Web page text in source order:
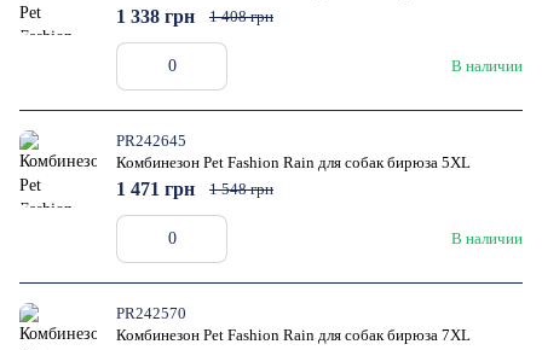
В наличии
1 338 грн 1 408 грн
PR242645
Комбинезон Pet Fashion Rain для собак бирюза 5XL
В наличии
1 471 грн 1 548 грн
PR242570
Комбинезон Pet Fashion Rain для собак бирюза 7XL